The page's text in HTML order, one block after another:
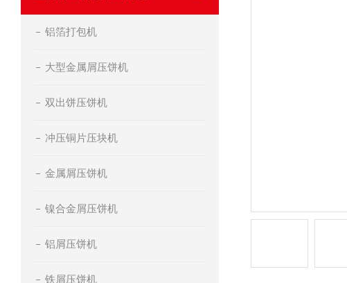
铝箔打包机
大型金属屑压饼机
双出饼压饼机
冲压铜片压块机
金属屑压饼机
镍合金屑压饼机
铝屑压饼机
铁屑压饼机